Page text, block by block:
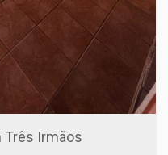
Três Irmãos